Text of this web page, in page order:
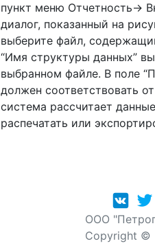
пункт меню Отчетность→
диалог, показанный на
выберите файл,
“Имя структуры данных”
выбранном файле. В поле
должен соответствовать
система рассчитает
распечатать или
OOO
Copyright ©